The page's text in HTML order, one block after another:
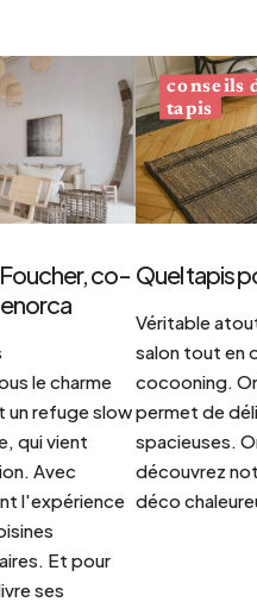
co-
le charme
un refuge slow
qui vient
Avec
l'expérience
Et pour
ses
conseils
tapis
Quel tapis
Véritable
salon tout en
cocooning.
permet de
spacieuses.
découvrez
déco